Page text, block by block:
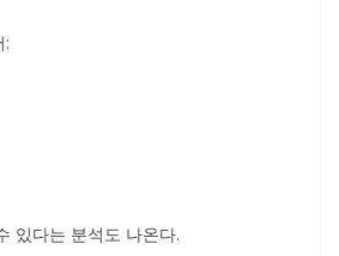
:
있다는 분석도 나온다.